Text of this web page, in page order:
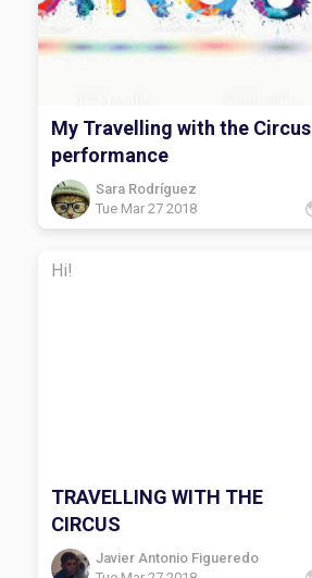
My Travelling with the Circus
performance
Sara Rodríguez
Tue Mar 27 2018
Hi!
TRAVELLING WITH THE
CIRCUS
Javier Antonio Figueredo